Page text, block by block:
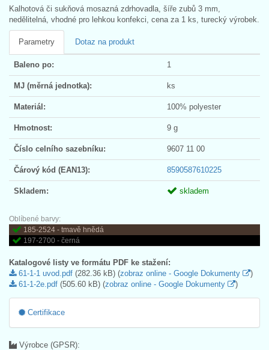
Kalhotová či sukňová mosazná zdrhovadla, šíře zubů 3 mm,
nedělitelná, vhodné pro lehkou konfekci, cena za 1 ks, turecký výrobek.
Parametry Dotaz na produkt
Baleno po: 1
MJ (měrná jednotka): ks
Materiál: 100% polyester
Hmotnost: 9 g
Číslo celního sazebníku: 9607 11 00
Čárový kód (EAN13): 8590587610225
Skladem: skladem
Oblíbené barvy:
185-2524 - tmavě hnědá
197-2700 - černá
Katalogové listy ve formátu PDF ke stažení:
61-1-1 uvod.pdf (282.36 kB) (zobraz online - Google Dokumenty
)
61-1-2e.pdf (505.60 kB) (zobraz online - Google Dokumenty )
Certifikace
Výrobce (GPSR):